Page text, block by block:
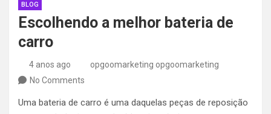
BLOG
Escolhendo a melhor bateria de
carro
4 anos ago
opgoomarketing opgoomarketing
No Comments
Uma bateria de carro é uma daquelas peças de reposição